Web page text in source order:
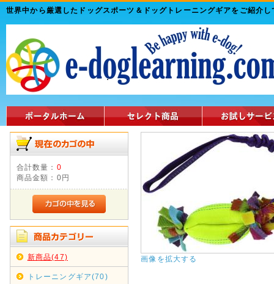
世界中から厳選したドッグスポーツ＆ドッグトレーニングギアをご紹介
合計数量： 0
商品金額： 0円
新商品(47)
トレーニングギア(70)
画像を拡大する